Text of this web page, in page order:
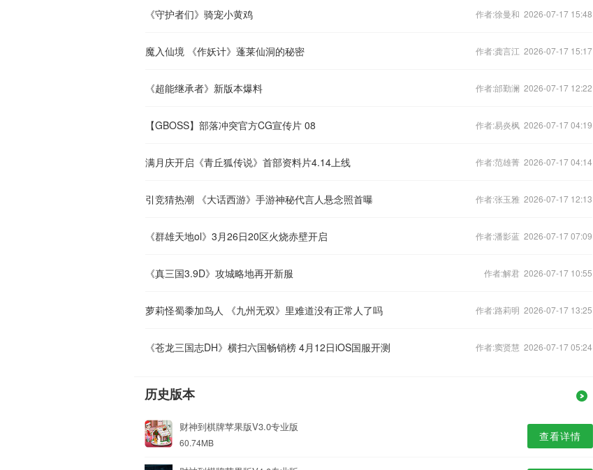
《守护者们》骑宠小黄鸡 作者:徐曼和 2026-07-17 15:48
魔入仙境 《作妖计》蓬莱仙洞的秘密 作者:龚言江 2026-07-17 15:17
《超能继承者》新版本爆料 作者:邰勤澜 2026-07-17 12:22
【GBOSS】部落冲突官方CG宣传片 08 作者:易炎枫 2026-07-17 04:19
满月庆开启《青丘狐传说》首部资料片4.14上线 作者:范雄菁 2026-07-17 04:14
引竞猜热潮 《大话西游》手游神秘代言人悬念照首曝 作者:张玉雅 2026-07-17 12:13
《群雄天地ol》3月26日20区火烧赤壁开启 作者:潘影蓝 2026-07-17 07:09
《真三国3.9D》攻城略地再开新服 作者:解君 2026-07-17 10:55
萝莉怪蜀黍加鸟人 《九州无双》里难道没有正常人了吗 作者:路莉明 2026-07-17 13:25
《苍龙三国志DH》横扫六国畅销榜 4月12日iOS国服开测 作者:窦贤慧 2026-07-17 05:24
历史版本
财神到棋牌苹果版V3.0专业版
60.74MB 查看详情